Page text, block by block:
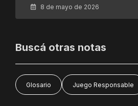
8 de mayo de 2026
Buscá otras notas
Glosario Juego Responsable